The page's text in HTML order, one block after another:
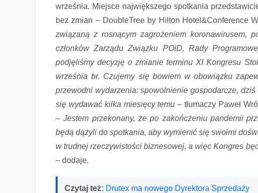
września. Miejsce największego spotkania
bez zmian – DoubleTree by Hilton Hotel&Conference
związaną z rosnącym zagrożeniem koronawirusem,
członków Zarządu Związku POiD, Rady
podjęliśmy decyzję o zmianie terminu XI Kongresu
września br. Czujemy się bowiem w obowiązku
przewodni wydarzenia: spowolnienie gospodarcze,
się wydawać kilka miesięcy temu– tłumaczy Paweł
–Jestem przekonany, że po zakończeniu pandemii
będą dążyli do spotkania, aby wymienić się swoimi
w trudnej rzeczywistości biznesowej, a więc Kongres
– dodaje.
Czytaj też: Drutex ma nowego Dyrektora Sprzedaży